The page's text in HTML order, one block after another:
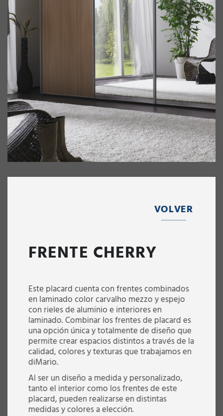
VOLVER
FRENTE CHERRY
Este placard cuenta con frentes combinados
en laminado color carvalho mezzo y espejo
con rieles de aluminio e interiores en
laminado. Combinar los frentes de placard es
una opción única y totalmente de diseño que
permite crear espacios distintos a través de la
calidad, colores y texturas que trabajamos en
diMario.
Al ser un diseño a medida y personalizado,
tanto el interior como los frentes de este
placard, pueden realizarse en distintas
medidas y colores a elección.